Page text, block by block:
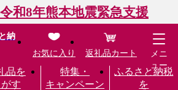
令和8年熊本地震緊急支援
納
品を
がす
特集・
キャンペーン
ふるさと納税
を
お気に入り 返礼品カート
メニ
ュー